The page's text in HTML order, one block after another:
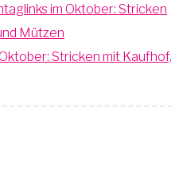
im Oktober: Stricken
Mützen
Stricken mit Kaufhof,